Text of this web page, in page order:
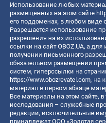
Использование любых
размещенных на этом сайте
его поддоменах, в любом виде
Разрешается использование
разрешения на их
ссылки на сайт OBOZ.UA, а
получении письменного
обязательном размещении
систем, гиперссылки на
https://www.obozrevatel.com, на
материал в первом абзаце
Все материалы на этом сайте,
исследования – служебные
редакции, исключительные
принадлежат ООО «Золотая